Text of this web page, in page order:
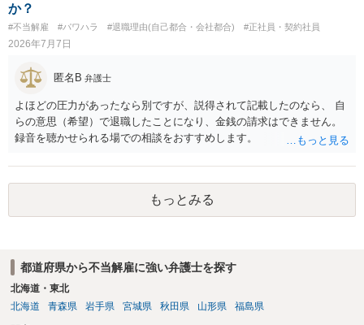
か？
#不当解雇 #パワハラ #退職理由(自己都合・会社都合) #正社員・契約社員
2026年7月7日
匿名B 弁護士
よほどの圧力があったなら別ですが、説得されて記載したのなら、 自
らの意思（希望）で退職したことになり、金銭の請求はできません。
録音を聴かせられる場での相談をおすすめします。
もっとみる
都道府県から不当解雇に強い弁護士を探す
北海道・東北
北海道
青森県 岩手県 宮城県 秋田県 山形県 福島県